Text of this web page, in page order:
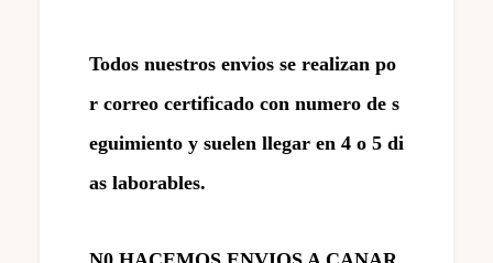
Todos nuestros envios se realizan po
r correo certificado con numero de s
eguimiento y suelen llegar en 4 o 5 di
as laborables.